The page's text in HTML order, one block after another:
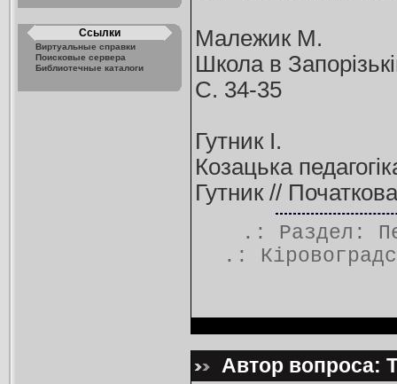
Ссылки
Виртуальные справки
Поисковые сервера
Библиотечные каталоги
Малежик М.
Школа в
С. 34-35
Гутник І.
Козацька
Гутник //
.: Раздел:
.:
Автор вопроса: